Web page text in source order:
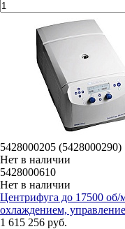
5428000205 (5428000290)
Нет в наличии
5428000610
Нет в наличии
Центрифуга до 17500 об/
охлаждением,
1 615 256 руб.